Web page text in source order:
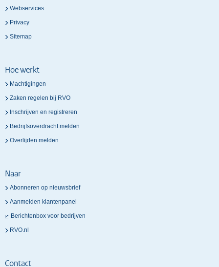
Webservices
Privacy
Sitemap
Hoe werkt
Machtigingen
Zaken regelen bij RVO
Inschrijven en registreren
Bedrijfsoverdracht melden
Overlijden melden
Naar
Abonneren op nieuwsbrief
Aanmelden klantenpanel
Berichtenbox voor bedrijven
RVO.nl
Contact